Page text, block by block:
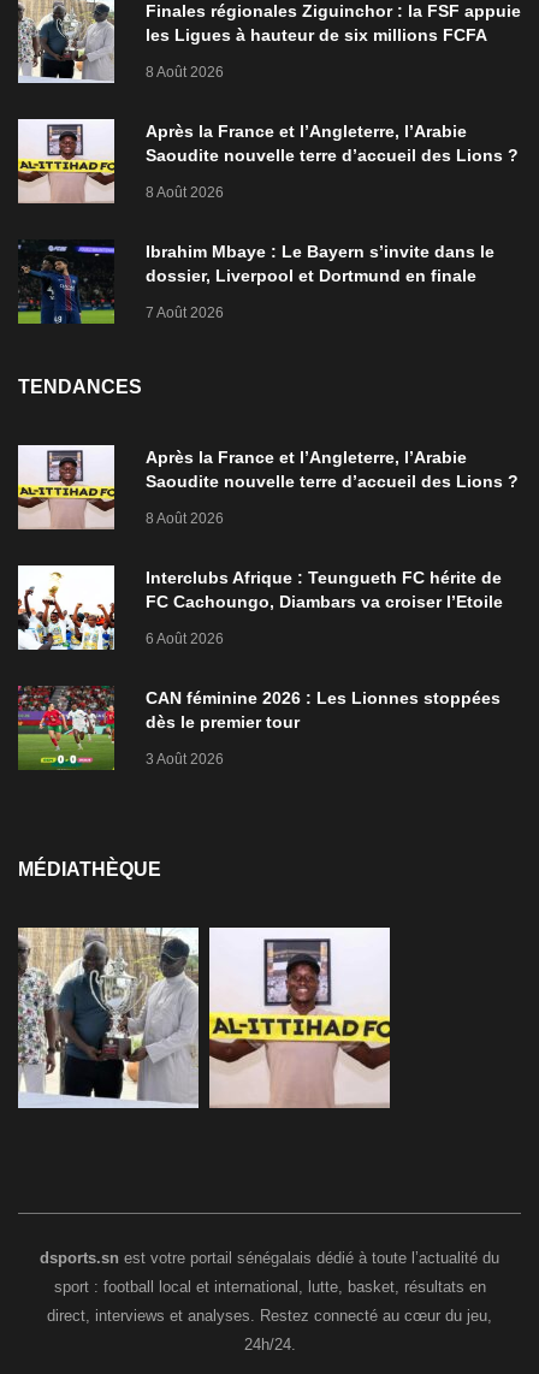
Finales régionales Ziguinchor : la FSF appuie
les Ligues à hauteur de six millions FCFA
8 Août 2026
Après la France et l’Angleterre, l’Arabie
Saoudite nouvelle terre d’accueil des Lions ?
8 Août 2026
Ibrahim Mbaye : Le Bayern s’invite dans le
dossier, Liverpool et Dortmund en finale
7 Août 2026
TENDANCES
Après la France et l’Angleterre, l’Arabie
Saoudite nouvelle terre d’accueil des Lions ?
8 Août 2026
Interclubs Afrique : Teungueth FC hérite de
FC Cachoungo, Diambars va croiser l’Etoile
6 Août 2026
CAN féminine 2026 : Les Lionnes stoppées
dès le premier tour
3 Août 2026
MÉDIATHÈQUE
dsports.sn est votre portail sénégalais dédié à toute l’actualité du
sport : football local et international, lutte, basket, résultats en
direct, interviews et analyses. Restez connecté au cœur du jeu,
24h/24.